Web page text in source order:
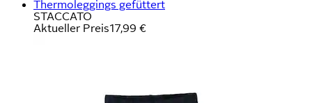
Thermoleggings gefüttert
STACCATO
Aktueller Preis17,99 €